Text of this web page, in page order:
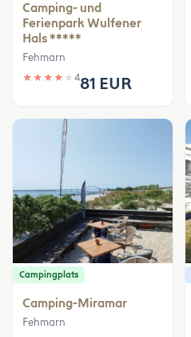
Camping- und
Ferienpark Wulfener
Hals *****
Fehmarn
★ ★ ★ ★ ★ 481 EUR
Campingplats
Camping-Miramar
Fehmarn